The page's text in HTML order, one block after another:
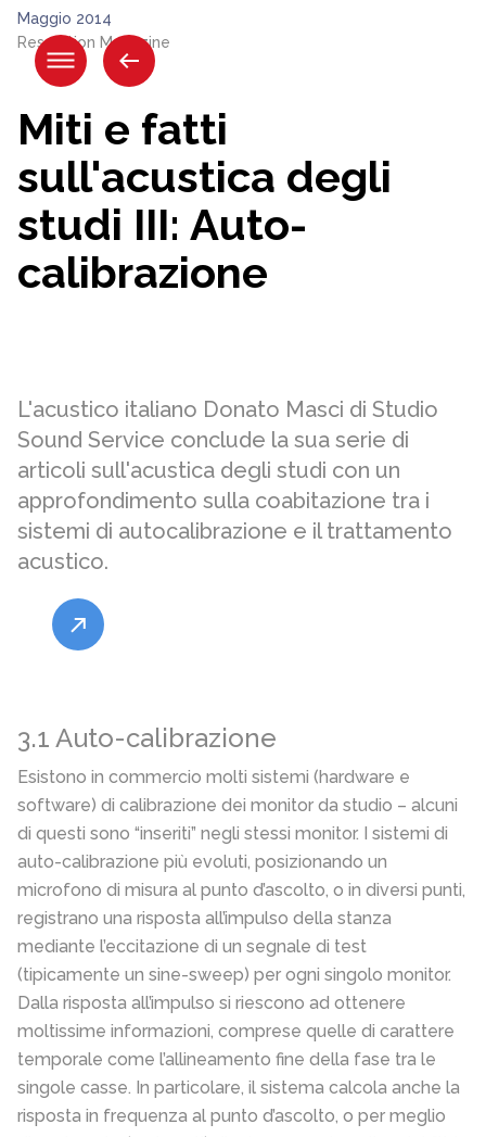
Salta
contenuti.
alla
navigazione
Maggio 2014
Resolution Magazine
Miti e fatti
sull'acustica degli
studi III: Auto-
calibrazione
L'acustico italiano Donato Masci di Studio
Sound Service conclude la sua serie di
articoli sull'acustica degli studi con un
approfondimento sulla coabitazione tra i
sistemi di autocalibrazione e il trattamento
acustico.
3.1 Auto-calibrazione
Esistono in commercio molti sistemi (hardware e
software) di calibrazione dei monitor da studio – alcuni
di questi sono “inseriti” negli stessi monitor. I sistemi di
auto-calibrazione più evoluti, posizionando un
microfono di misura al punto d’ascolto, o in diversi punti,
registrano una risposta all’impulso della stanza
mediante l’eccitazione di un segnale di test
(tipicamente un sine-sweep) per ogni singolo monitor.
Dalla risposta all’impulso si riescono ad ottenere
moltissime informazioni, comprese quelle di carattere
temporale come l’allineamento fine della fase tra le
singole casse. In particolare, il sistema calcola anche la
risposta in frequenza al punto d’ascolto, o per meglio